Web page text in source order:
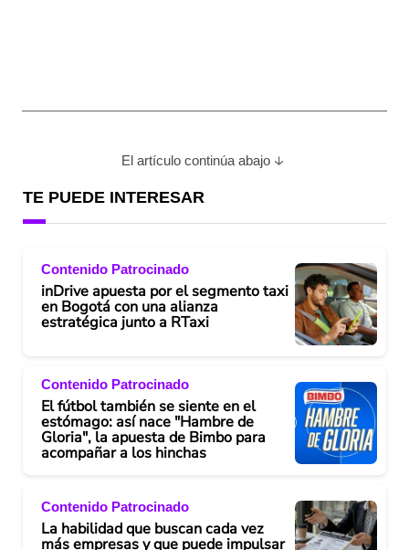
El artículo continúa abajo
TE PUEDE INTERESAR
Contenido Patrocinado
inDrive apuesta por el segmento taxi
en Bogotá con una alianza
estratégica junto a RTaxi
Contenido Patrocinado
El fútbol también se siente en el
estómago: así nace "Hambre de
Gloria", la apuesta de Bimbo para
acompañar a los hinchas
Contenido Patrocinado
La habilidad que buscan cada vez
más empresas y que puede impulsar